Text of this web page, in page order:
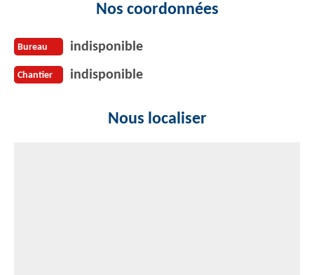
Nos coordonnées
Bureau indisponible
Chantier indisponible
Nous localiser